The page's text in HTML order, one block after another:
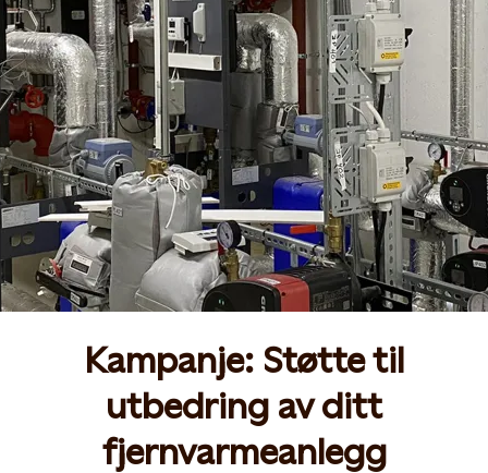
Kampanje: Støtte til
utbedring av ditt
fjernvarmeanlegg